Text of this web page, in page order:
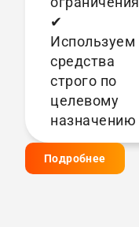
✔
Используем
средства
строго по
целевому
назначению
Подробнее